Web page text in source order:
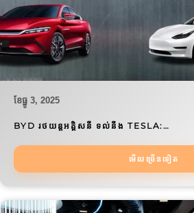
ខែ​ធ្នូ 3, 2025
BYD រថយន្តអគ្គិសនី ទល់នឹង TESLA:…
មើលច្រើនទៀត